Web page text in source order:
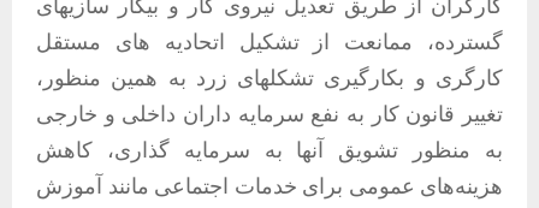
کارگران از طریق تعدیل نیروی کار و بیکار سازیهای
گسترده، ممانعت از تشکیل اتحادیه های مستقل
کارگری و بکارگیری تشکلهای زرد به همین منظور،
تغییر قانون کار به نفع سرمایه داران داخلی و خارجی
به منظور تشویق آنها به سرمایه گذاری، کاهش
هزینه‌های عمومی برای خدمات اجتماعی مانند آموزش